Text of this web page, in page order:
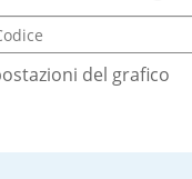
del grafico